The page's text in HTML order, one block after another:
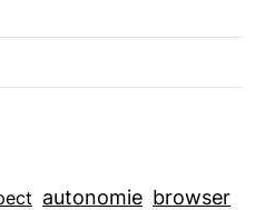
autonomie browser